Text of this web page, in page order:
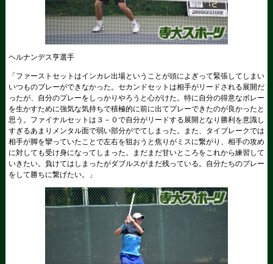
ヘルナンデス亨選手
「ファーストセットはインカレ出場ということが頭によぎって緊張してしまい
いつものプレーができなかった。セカンドセットは相手がリードされる展開だ
ったが、自分のプレーをしっかりやろうと心がけた。特に自分の得意なボレー
を生かすために強気な気持ちで積極的に前に出てプレーできたのが良かったと
思う。ファイナルセットは３－０で自分がリードする展開となり勝利を意識し
すぎるあまりメンタル面で弱い部分がでてしまった。また、タイブレークでは
相手が脚を攣っていたことで左右を狙おうと焦りがミスに繋がり、相手の攻め
に対しても受け身になってしまった。まだまだ甘いところをこれから練習して
いきたい。負けてはしまったがダブルスがまだ残っている。自分たちのプレー
をして勝ちに繋げたい。」